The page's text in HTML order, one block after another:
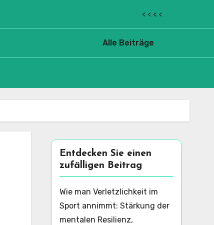
< < < <
Alle Beiträge
Entdecken Sie einen
zufälligen Beitrag
Wie man Verletzlichkeit im
Sport annimmt: Stärkung der
mentalen Resilienz,